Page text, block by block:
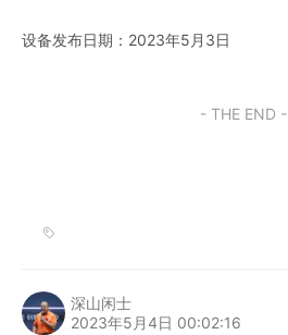
设备发布日期：2023年5月3日
- THE END -
深山闲士
2023年5月4日 00:02:16